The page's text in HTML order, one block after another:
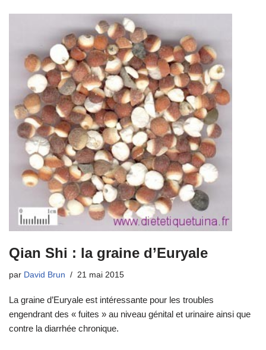
Qian Shi : la graine d’Euryale
par David Brun 21 mai 2015
La graine d’Euryale est intéressante pour les troubles
engendrant des « fuites » au niveau génital et urinaire ainsi que
contre la diarrhée chronique.